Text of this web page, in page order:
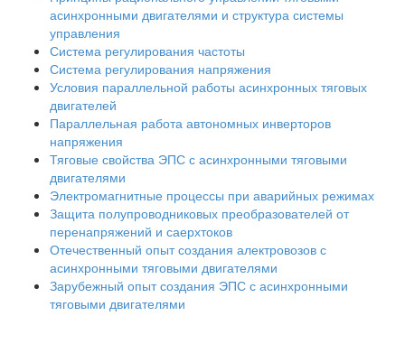
асинхронными двигателями и структура системы
управления
Система регулирования частоты
Система регулирования напряжения
Условия параллельной работы асинхронных тяговых
двигателей
Параллельная работа автономных инверторов
напряжения
Тяговые свойства ЭПС с асинхронными тяговыми
двигателями
Электромагнитные процессы при аварийных режимах
Защита полупроводниковых преобразователей от
перенапряжений и саерхтоков
Отечественный опыт создания алектровозов с
асинхронными тяговыми двигателями
Зарубежный опыт создания ЭПС с асинхронными
тяговыми двигателями